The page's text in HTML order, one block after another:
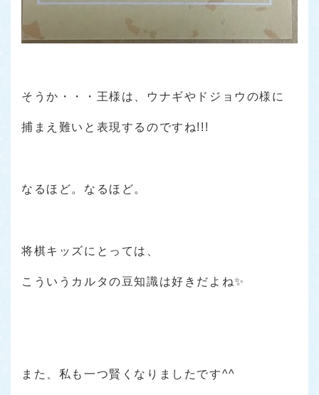
そうか・・・王様は、ウナギやドジョウの様に
捕まえ難いと表現するのですね!!!
なるほど。なるほど。
将棋キッズにとっては、
こういうカルタの豆知識は好きだよね✨
また、私も一つ賢くなりましたです^^